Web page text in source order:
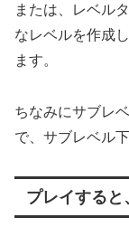
または、レベル
なレベルを作成
ます。
ちなみにサブレ
で、サブレベル
プレイする